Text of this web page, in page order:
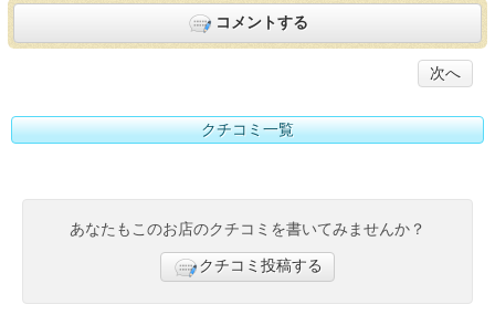
コメントする
次へ
クチコミ一覧
あなたもこのお店のクチコミを書いてみませんか？
クチコミ投稿する